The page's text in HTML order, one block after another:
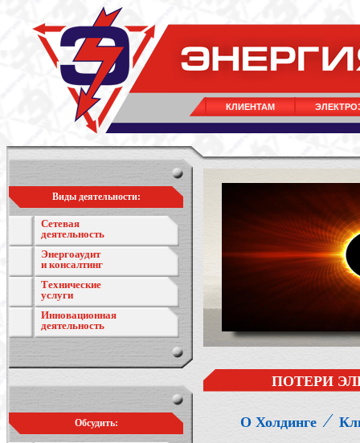
КЛИЕНТАМ
Виды деятельности:
Сетевая
деятельность
Энергоаудит
и консалтинг
Технические
услуги
Инновационная
деятельность
Обсудить:
ПОТЕРИ
О Холдинге ⁄